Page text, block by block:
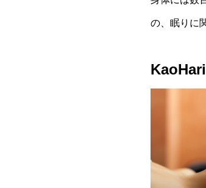
の、眠りに